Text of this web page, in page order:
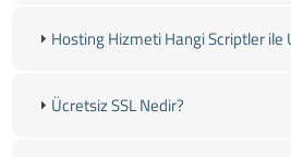
Hosting Hizmeti Hangi Scriptler ile
Ücretsiz SSL Nedir?